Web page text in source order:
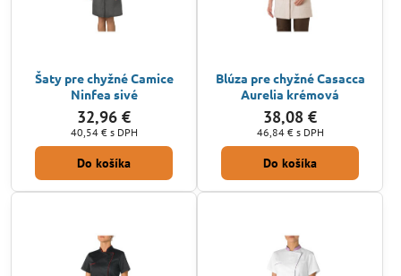
Šaty pre chyžné Camice
Ninfea sivé
32,96 €
40,54 € s DPH
Do košíka
Blúza pre chyžné Casacca
Aurelia krémová
38,08 €
46,84 € s DPH
Do košíka